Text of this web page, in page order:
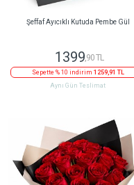
Şeffaf Ayıcıklı Kutuda Pembe Gül
1399,90 TL
Sepette % 10 indirim 1259,91 TL
Aynı Gün Teslimat